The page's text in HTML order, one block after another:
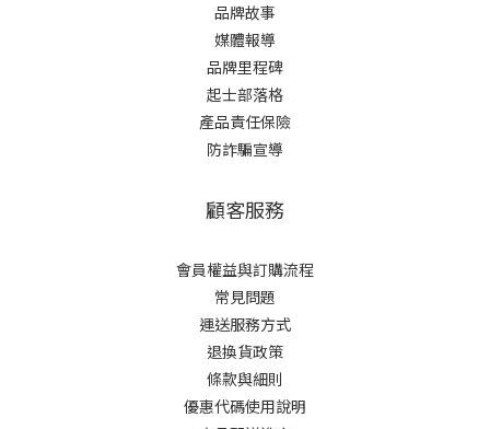
品牌故事
媒體報導
品牌里程碑
起士部落格
產品責任保險
防詐騙宣導
顧客服務
會員權益與訂購流程
常見問題
運送服務方式
退換貨政策
條款與細則
優惠代碼使用說明